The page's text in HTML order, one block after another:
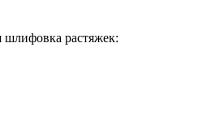
шлифовка растяжек: